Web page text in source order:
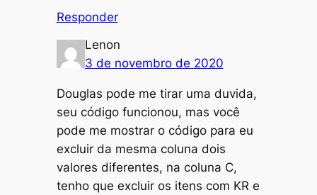
Responder
Lenon
3 de novembro de 2020
Douglas pode me tirar uma duvida,
seu código funcionou, mas você
pode me mostrar o código para eu
excluir da mesma coluna dois
valores diferentes, na coluna C,
tenho que excluir os itens com KR e